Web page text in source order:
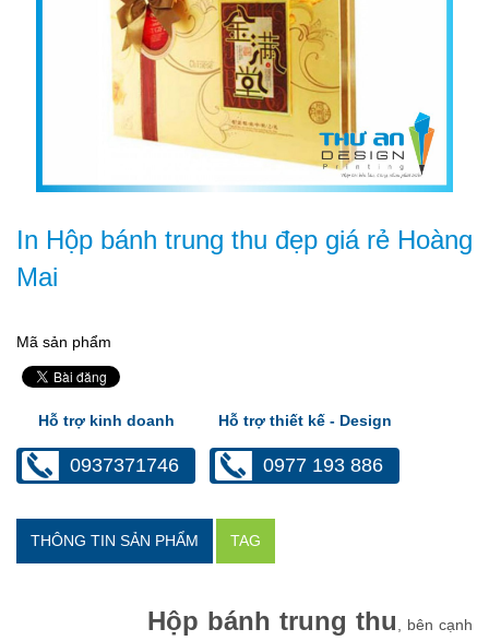
In Hộp bánh trung thu đẹp giá rẻ Hoàng
Mai
Mã sản phẩm
Hỗ trợ kinh doanh
0937371746
Hỗ trợ thiết kế - Design
0977 193 886
THÔNG TIN SẢN PHẨM TAG
Hộp bánh trung thu
, bên cạnh